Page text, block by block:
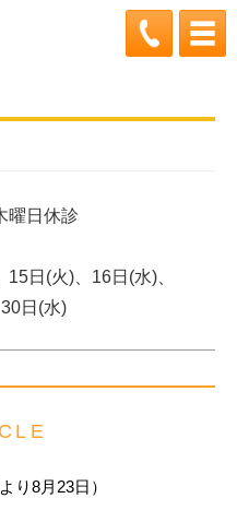
日休診
日(火)、16日(水)、
日(水)
り8月23日）